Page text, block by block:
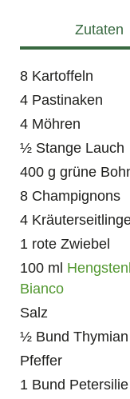
Zutaten
8 Kartoffeln
4 Pastinaken
4 Möhren
½ Stange Lauch
400 g grüne
8 Champignons
4
1 rote Zwiebel
100 ml
Bianco
Salz
½ Bund Thymian
Pfeffer
1 Bund Petersilie